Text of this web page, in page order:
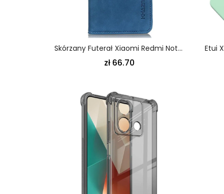
Skórzany Futerał Xiaomi Redmi Note 13 5g Etui Na Telefon Efekt Skóry Khazneh
zł 66.70